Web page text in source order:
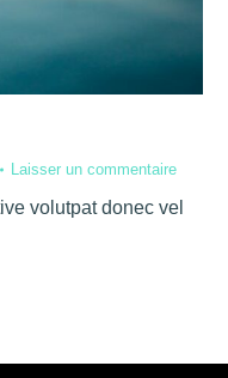
Laisser un commentaire
volutpat donec vel